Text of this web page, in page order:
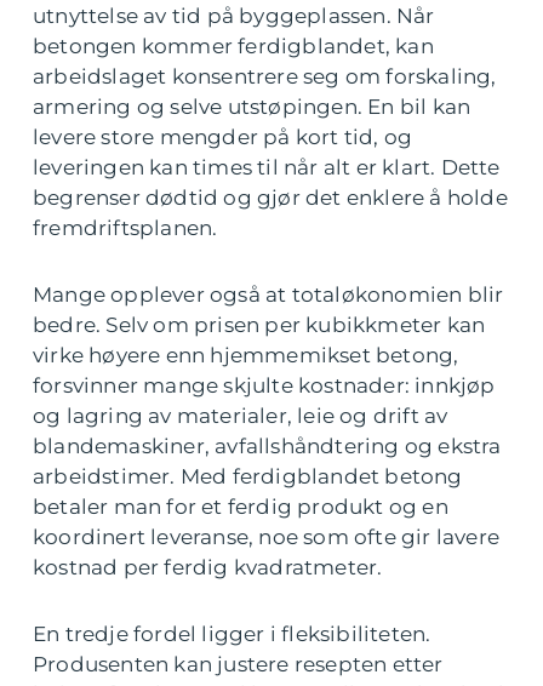
utnyttelse av tid på byggeplassen. Når
betongen kommer ferdigblandet, kan
arbeidslaget konsentrere seg om forskaling,
armering og selve utstøpingen. En bil kan
levere store mengder på kort tid, og
leveringen kan times til når alt er klart. Dette
begrenser dødtid og gjør det enklere å holde
fremdriftsplanen.
Mange opplever også at totaløkonomien blir
bedre. Selv om prisen per kubikkmeter kan
virke høyere enn hjemmemikset betong,
forsvinner mange skjulte kostnader: innkjøp
og lagring av materialer, leie og drift av
blandemaskiner, avfallshåndtering og ekstra
arbeidstimer. Med ferdigblandet betong
betaler man for et ferdig produkt og en
koordinert leveranse, noe som ofte gir lavere
kostnad per ferdig kvadratmeter.
En tredje fordel ligger i fleksibiliteten.
Produsenten kan justere resepten etter